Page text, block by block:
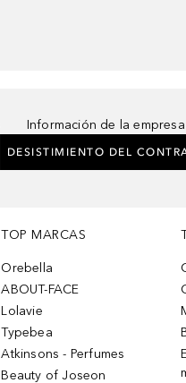
Información de la empresa
DESISTIMIENTO DEL
TOP MARCAS
Orebella
ABOUT-FACE
Lolavie
Typebea
Atkinsons - Perfumes
Beauty of Joseon